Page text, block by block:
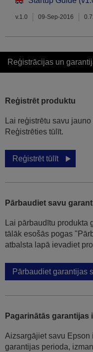
v.1.0 09-Sep-2016
Reģistrācijas un
Reģistrēt produktu
Lai reģistrētu savu
Reģistrēties tūlīt.
Reģistrēt tūlīt
Pārbaudiet savu
Lai pārbaudītu
tālāk esošās pogas
atbalsta lapā ievadiet
Pārbaudiet garantijas
Pagarinātās garantijas
Aizsargājiet savu Epson
garantijas perioda,